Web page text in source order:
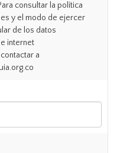
consultar la política
y el modo de ejercer
de los datos
internet
a